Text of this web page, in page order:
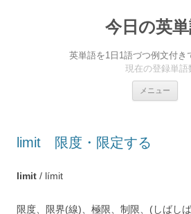
今日の英
英単語を1日1語づつ例文付き
現在の登録単語
メニュー
limit 限度・限定する
limit / límit
限度、限界(線)、極限、制限、(しばし